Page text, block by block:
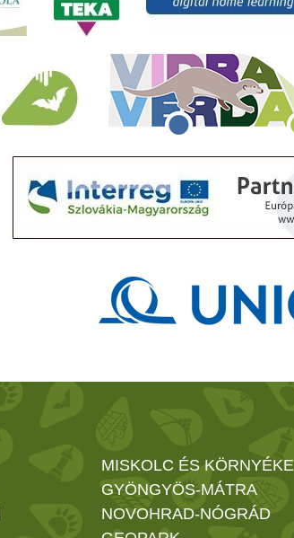
MISKOLC ÉS KÖRNYÉKE
GYÖNGYÖS-MÁTRA
NOVOHRAD-NÓGRÁD